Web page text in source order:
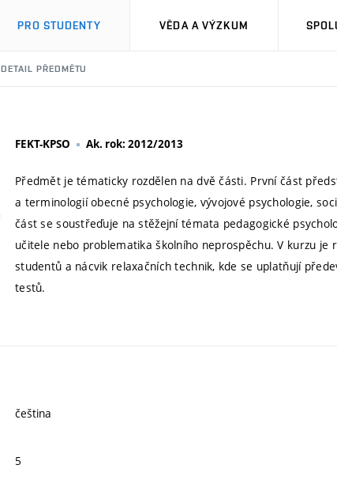
PRO STUDENTY VĚDA A VÝZKUM
DETAIL PŘEDMĚTU
FEKT-KPSO Ak. rok: 2012/2013
Předmět je tématicky rozdělen na dvě části. První část
a terminologií obecné psychologie, vývojové psychologie,
část se soustřeďuje na stěžejní témata pedagogické
učitele nebo problematika školního neprospěchu. V kurzu
studentů a nácvik relaxačních technik, kde se uplatňují
testů.
čeština
5